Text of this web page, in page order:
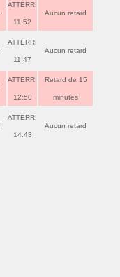
ATTERRI
11:52
Aucun retard
ATTERRI
11:47
Aucun retard
ATTERRI
12:50
Retard de 15
minutes
ATTERRI
14:43
Aucun retard